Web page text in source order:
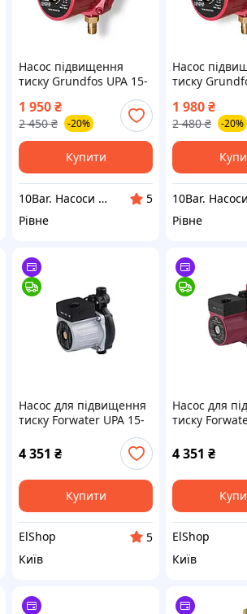
Насос підвищення
тиску Grundfos UPA 15-
1 950₴
2 450 ₴ -20%
Купити
10Bar. Насоси та опалення.
5
Рівне
Насос
тиску
1 980₴
2 480 ₴ -20%
Рівне
Насос для підвищення
тиску Forwater UPA 15-
(Grundfos)
4 351 ₴
Купити
ElShop
5
Київ
Насос для
тиску
130-Z з
4 351 ₴
ElShop
Київ